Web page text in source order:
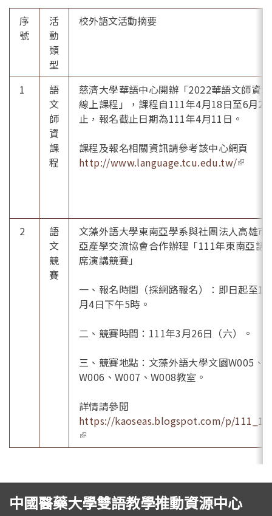
序
號
活
動
類
型
校外語文活動摘要
1
語
文
師
資
課
程
慈濟大學華語中心開辦「2022華語文師資
線上課程」，課程自111年4月18日至6月
止，報名截止日期為111年4月11日。
課程及報名相關資訊請參考該中心網頁
http://www.language.tcu.edu.tw/(link is
2
語
文
競
賽
文藻外語大學東南亞學系與社團法人高雄市
亞產學交流協會合作辦理「111年東南亞語
席演講競賽」
一、報名時間（採網路報名）：即日起至
月4日下午5時。
二、競賽時間：111年3月26日（六）。
三、競賽地點：文藻外語大學文園W005、
W006、W007、W008教室。
詳情請參閱
https://kaoseas.blogspot.com/p/
(link is external)
中國醫藥大學雙語教學推動資源中心